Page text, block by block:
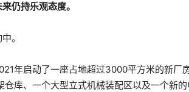
仍持乐观态度。
。
年启动了一座占地超过3000平方米的新厂
库、一个大型立式机械装配区以及一个新的